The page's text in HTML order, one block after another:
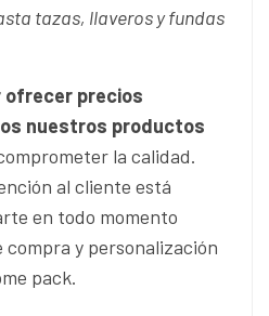
tazas, llaveros y fundas
ofrecer precios
nuestros productos
la calidad.
al cliente está
en todo momento
y personalización
pack.